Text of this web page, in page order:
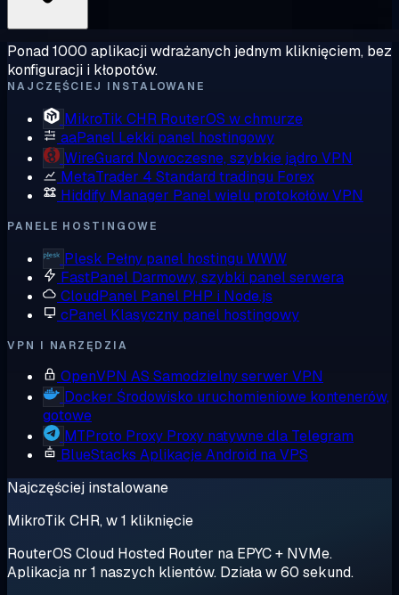
Ponad 1000 aplikacji wdrażanych jednym kliknięciem, bez
konfiguracji i kłopotów.
NAJCZĘŚCIEJ INSTALOWANE
MikroTik CHR RouterOS w chmurze
aaPanel Lekki panel hostingowy
WireGuard Nowoczesne, szybkie jądro VPN
MetaTrader 4 Standard tradingu Forex
Hiddify Manager Panel wielu protokołów VPN
PANELE HOSTINGOWE
Plesk Pełny panel hostingu WWW
FastPanel Darmowy, szybki panel serwera
CloudPanel Panel PHP i Node.js
cPanel Klasyczny panel hostingowy
VPN I NARZĘDZIA
OpenVPN AS Samodzielny serwer VPN
Docker Środowisko uruchomieniowe kontenerów,
gotowe
MTProto Proxy Proxy natywne dla Telegram
BlueStacks Aplikacje Android na VPS
Najczęściej instalowane
MikroTik CHR, w 1 kliknięcie
RouterOS Cloud Hosted Router na EPYC + NVMe.
Aplikacja nr 1 naszych klientów. Działa w 60 sekund.